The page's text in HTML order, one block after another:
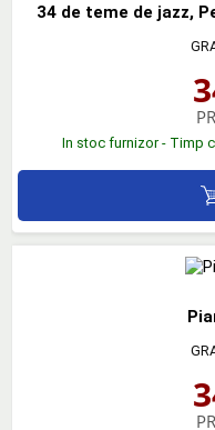
34 de teme de jazz,
In stoc furnizor - Timp